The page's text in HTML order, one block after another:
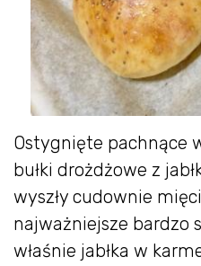
Ostygnięte pachnące
bułki drożdżowe z
wyszły cudownie
najważniejsze bardzo
właśnie jabłka w